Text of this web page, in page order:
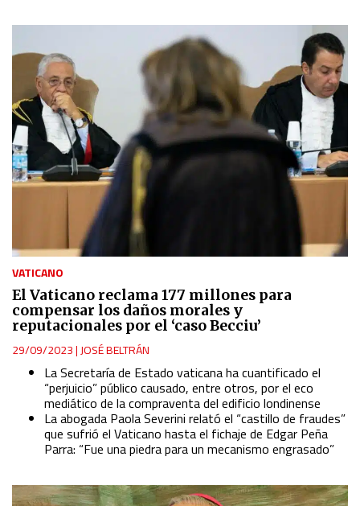
VATICANO
El Vaticano reclama 177 millones para
compensar los daños morales y
reputacionales por el ‘caso Becciu’
29/09/2023| JOSÉ BELTRÁN
La Secretaría de Estado vaticana ha cuantificado el
“perjuicio” público causado, entre otros, por el eco
mediático de la compraventa del edificio londinense
La abogada Paola Severini relató el “castillo de fraudes”
que sufrió el Vaticano hasta el fichaje de Edgar Peña
Parra: “Fue una piedra para un mecanismo engrasado”